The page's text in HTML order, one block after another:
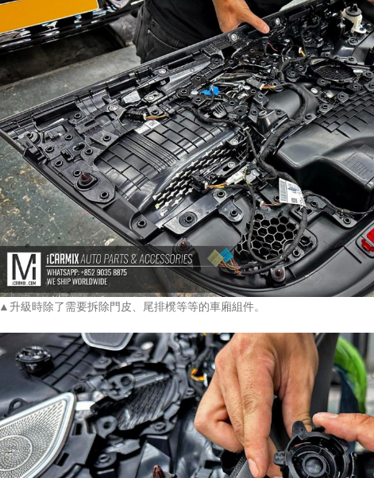
▲升級時除了需要拆除門皮、尾排櫈等等的車廂組件。